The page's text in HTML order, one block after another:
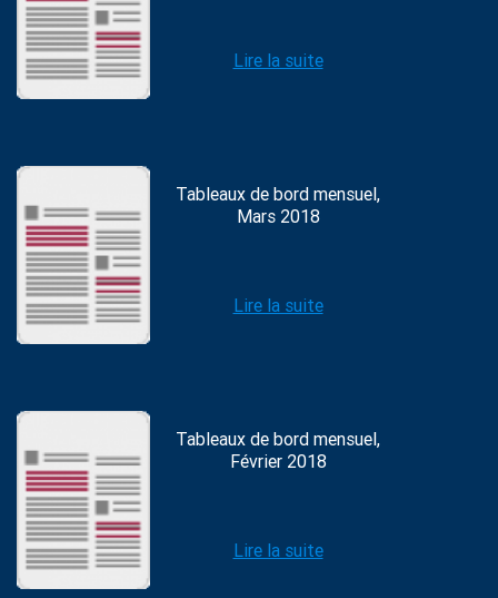
Lire la suite
Tableaux de bord mensuel,
Mars 2018
Lire la suite
Tableaux de bord mensuel,
Février 2018
Lire la suite